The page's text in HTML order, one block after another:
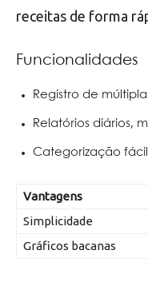
receitas de forma
Funcionalidades
Registro de
Relatórios diários,
Categorização
Vantagens
Simplicidade
Gráficos bacanas